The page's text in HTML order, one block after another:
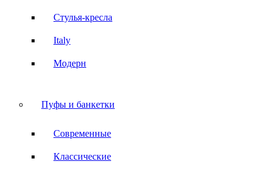
Стулья-кресла
Italy
Модерн
Пуфы и банкетки
Современные
Классические